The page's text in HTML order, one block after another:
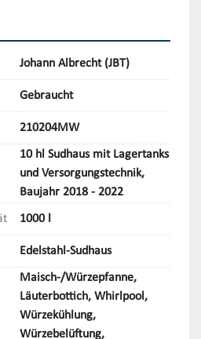
(VEIT) mit einer Leistung
Pufferkessel,
Johann Albrecht (JBT)
Gebraucht
210204MW
10 hl Sudhaus mit Lagertanks
und Versorgungstechnik,
Baujahr 2018 - 2022
1000 l
Edelstahl-Sudhaus
Maisch-/Würzepfanne,
Läuterbottich, Whirlpool,
Würzekühlung,
Würzebelüftung,